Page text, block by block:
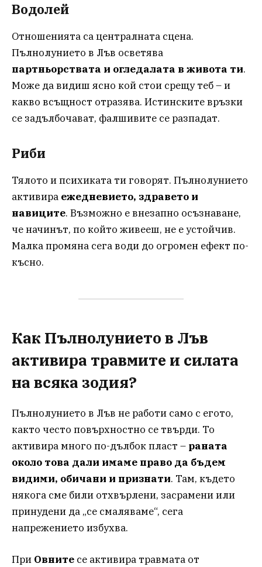
Водолей
Отношенията са централната сцена.
Пълнолунието в Лъв осветява
партньорствата и огледалата в живота ти.
Може да видиш ясно кой стои срещу теб – и
какво всъщност отразява. Истинските връзки
се задълбочават, фалшивите се разпадат.
Риби
Тялото и психиката ти говорят. Пълнолунието
активира ежедневието, здравето и
навиците. Възможно е внезапно осъзнаване,
че начинът, по който живееш, не е устойчив.
Малка промяна сега води до огромен ефект по-
късно.
Как Пълнолунието в Лъв
активира травмите и силата
на всяка зодия?
Пълнолунието в Лъв не работи само с егото,
както често повърхностно се твърди. То
активира много по-дълбок пласт – раната
около това дали имаме право да бъдем
видими, обичани и признати. Там, където
някога сме били отхвърлени, засрамени или
принудени да „се смаляваме“, сега
напрежението избухва.
При Овните се активира травмата от